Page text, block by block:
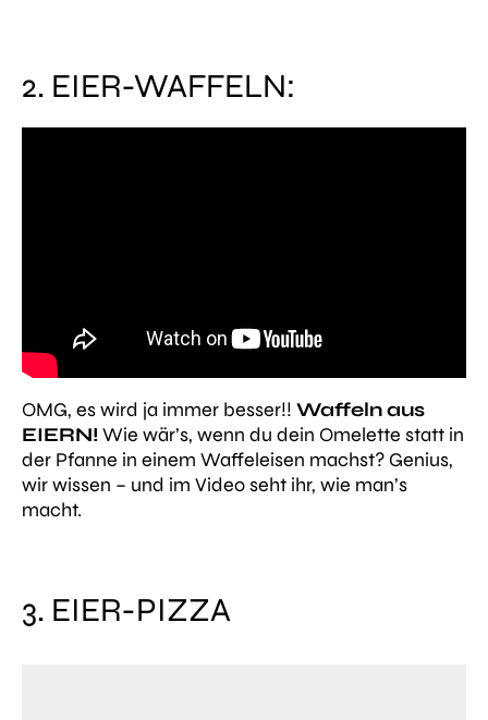
2. EIER-WAFFELN:
OMG, es wird ja immer besser!! Waffeln aus
EIERN!Wie wär’s, wenn du dein Omelette statt in
der Pfanne in einem Waffeleisen machst? Genius,
wir wissen – und im Video seht ihr, wie man’s
macht.
3. EIER-PIZZA